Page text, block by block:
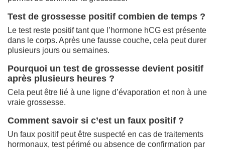
Test de grossesse positif combien de temps ?
Le test reste positif tant que l’hormone hCG est présente
dans le corps. Après une fausse couche, cela peut durer
plusieurs jours ou semaines.
Pourquoi un test de grossesse devient positif
après plusieurs heures ?
Cela peut être lié à une ligne d’évaporation et non à une
vraie grossesse.
Comment savoir si c’est un faux positif ?
Un faux positif peut être suspecté en cas de traitements
hormonaux, test périmé ou absence de confirmation par